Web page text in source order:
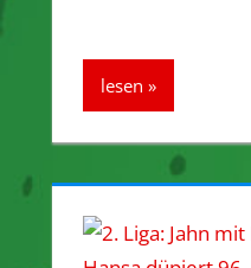
lesen